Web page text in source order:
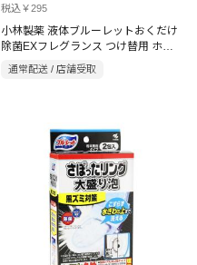
税込￥295
小林製薬 液体ブルーレットおくだけ
除菌EXフレグランス つけ替用 ホワ
イトムスク 67ml
通常配送 / 店舗受取